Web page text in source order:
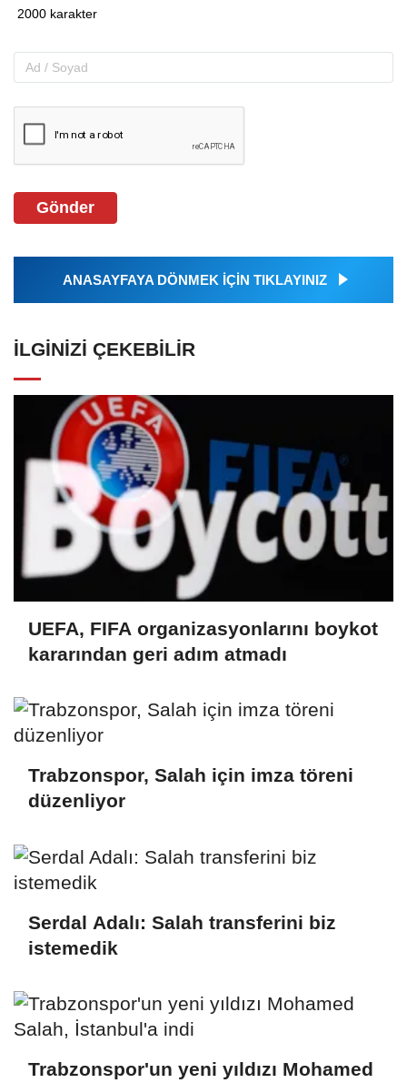
Gönder
ANASAYFAYA DÖNMEK İÇİN TIKLAYINIZ
İLGINIZI ÇEKEBILIR
UEFA, FIFA organizasyonlarını boykot
kararından geri adım atmadı
Trabzonspor, Salah için imza töreni
düzenliyor
Serdal Adalı: Salah transferini biz
istemedik
Trabzonspor'un yeni yıldızı Mohamed